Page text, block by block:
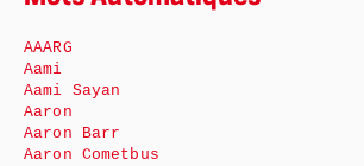
AAARG
Aami
Aami Sayan
Aaron
Aaron Barr
Aaron Cometbus